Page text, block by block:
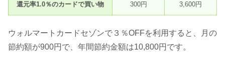
還元率1.0％のカードで買い物 300円 3,600円
ウォルマートカードセゾンで３％OFFを利用すると、月の
節約額が900円で、年間節約金額は10,800円です。